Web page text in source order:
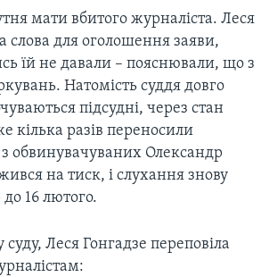
мати вбитого журналіста. Леся
слова для оголошення заяви,
їй не давали – пояснювали, що з
Натомість суддя довго
підсудні, через стан
кілька разів переносили
обвинувачуваних Олександр
на тиск, і слухання знову
16 лютого.
Леся Гонгадзе переповіла